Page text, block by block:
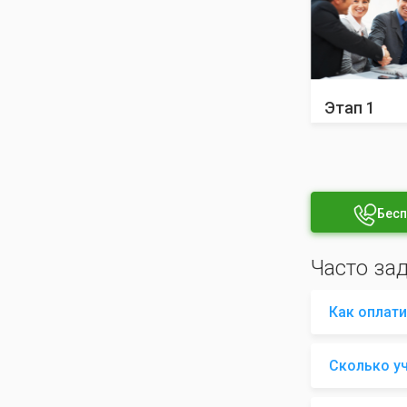
Этап 1
Часто
Как
Сколько